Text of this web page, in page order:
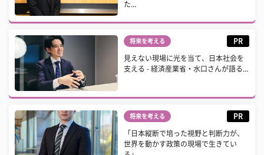
た...
将来を考える PR
見えない現場に光を当て、日本社会を
支える - 経済産業省・水口さんが語る...
将来を考える PR
「日本縦断で培った視野と判断力が、
世界を動かす政策の現場で生きてい